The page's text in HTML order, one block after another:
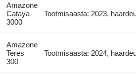
Amazone
Cataya
3000
Tootmisaasta: 2023,
Amazone
Teres
300
Tootmisaasta: 2024,